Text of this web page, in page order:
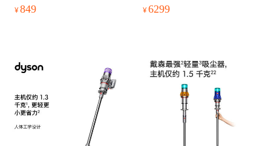
式 CM-SHK09
¥849 ¥6299